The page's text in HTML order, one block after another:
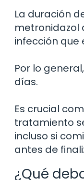
La duración
metronidazol
infección que
Por lo
días.
Es crucial
tratamiento
incluso si
antes de
¿Qué